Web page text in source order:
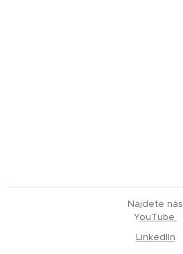
Najdete nás
YouTube
LinkedIIn